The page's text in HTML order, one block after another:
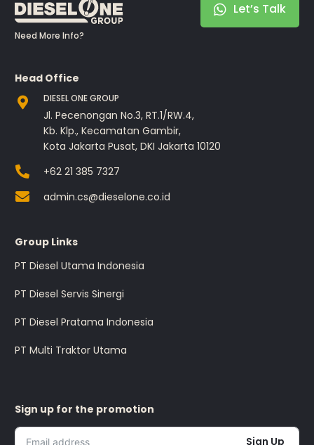
Need More Info?
Let’s Talk
Head Office
DIESEL ONE GROUP
Jl. Pecenongan No.3, RT.1/RW.4,
Kb. Klp., Kecamatan Gambir,
Kota Jakarta Pusat, DKI Jakarta 10120
+62 21 385 7327
admin.cs@dieselone.co.id
Group Links
PT Diesel Utama Indonesia
PT Diesel Servis Sinergi
PT Diesel Pratama Indonesia
PT Multi Traktor Utama
Sign up for the promotion
Sign Up